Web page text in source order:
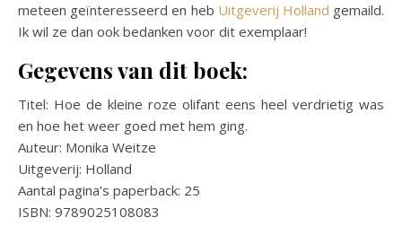
meteen geïnteresseerd en heb Uitgeverij Holland gemaild.
Ik wil ze dan ook bedanken voor dit exemplaar!
Gegevens van dit boek:
Titel: Hoe de kleine roze olifant eens heel verdrietig was
en hoe het weer goed met hem ging.
Auteur: Monika Weitze
Uitgeverij: Holland
Aantal pagina’s paperback: 25
ISBN: 9789025108083